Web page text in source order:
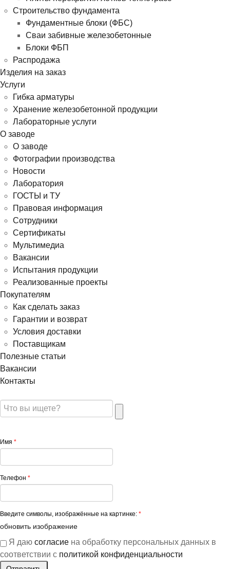
Строительство фундамента
Фундаментные блоки (ФБС)
Сваи забивные железобетонные
Блоки ФБП
Распродажа
Изделия на заказ
Услуги
Гибка арматуры
Хранение железобетонной продукции
Лабораторные услуги
О заводе
О заводе
Фотографии производства
Новости
Лаборатория
ГОСТЫ и ТУ
Правовая информация
Сотрудники
Сертификаты
Мультимедиа
Вакансии
Испытания продукции
Реализованные проекты
Покупателям
Как сделать заказ
Гарантии и возврат
Условия доставки
Поставщикам
Полезные статьи
Вакансии
Контакты
Имя *
Телефон *
Введите символы, изображённые на картинке: *
обновить изображение
Я даю согласие на обработку персональных данных в
соответствии с политикой конфиденциальности